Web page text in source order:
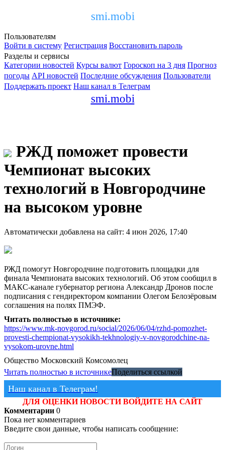
smi.mobi
Пользователям
Войти в систему Регистрация Восстановить пароль
Разделы и сервисы
Категории новостей Курсы валют Гороскоп на 3 дня Прогноз
погоды API новостей Последние обсуждения Пользователи
Поддержать проект Наш канал в Телеграм
smi.mobi
РЖД поможет провести
Чемпионат высоких
технологий в Новгородчине
на высоком уровне
Автоматически добавлена на сайт: 4 июн 2026, 17:40
РЖД помогут Новгородчине подготовить площадки для
финала Чемпионата высоких технологий. Об этом сообщил в
МАКС-канале губернатор региона Александр Дронов после
подписания с гендиректором компании Олегом Белозёровым
соглашения на полях ПМЭФ.
Читать полностью в источнике:
https://www.mk-novgorod.ru/social/2026/06/04/rzhd-pomozhet-
provesti-chempionat-vysokikh-tekhnologiy-v-novgorodchine-na-
vysokom-urovne.html
Общество Московский Комсомолец
Читать полностью в источникеПоделиться ссылкой
Наш канал в Телеграм!
ДЛЯ ОЦЕНКИ НОВОСТИ ВОЙДИТЕ НА САЙТ
Комментарии 0
Пока нет комментариев
Введите свои данные, чтобы написать сообщение: